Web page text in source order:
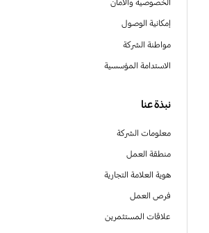
الخصوصية والأمان
إمكانية الوصول
مواطنة الشركة
الاستدامة المؤسسية
نبذة عنا
معلومات الشركة
منطقة العمل
هوية العلامة التجارية
فرص العمل
علاقات المستثمرين